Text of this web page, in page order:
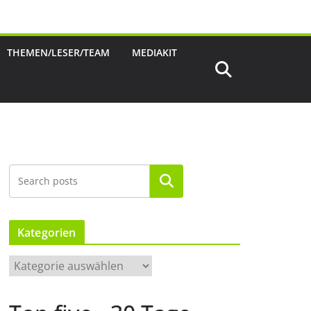
THEMEN/LESER/TEAM MEDIAKIT
Suchen
Kategorien
a